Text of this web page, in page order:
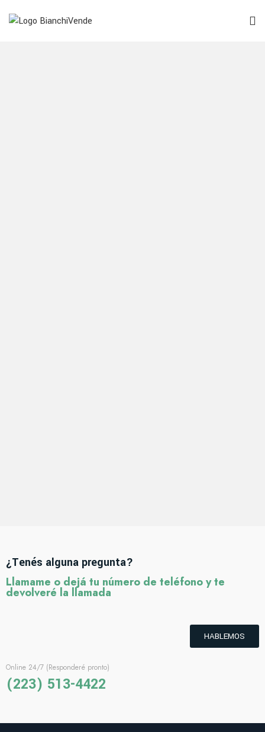
¿Tenés alguna pregunta?
Llamame o dejá tu número de teléfono y te
devolveré la llamada
HABLEMOS
Online 24/7 (Responderé pronto)
(223) 513-4422